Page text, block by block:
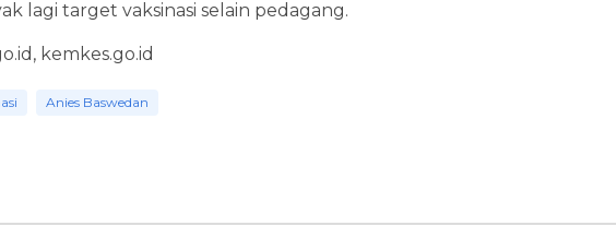
lagi target vaksinasi selain pedagang.
kemkes.go.id
Anies Baswedan